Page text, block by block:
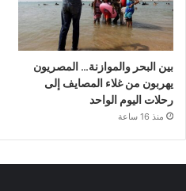
بين البحر والموازنة… المصريون
يهربون من غلاء المصايف إلى
رحلات اليوم الواحد
منذ 16 ساعة